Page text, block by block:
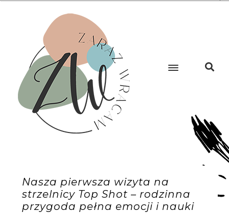
Nasza pierwsza wizyta na
strzelnicy Top Shot – rodzinna
przygoda pełna emocji i nauki